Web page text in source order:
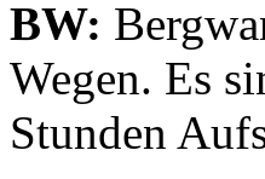
BW:
Wegen. Es
Stunden